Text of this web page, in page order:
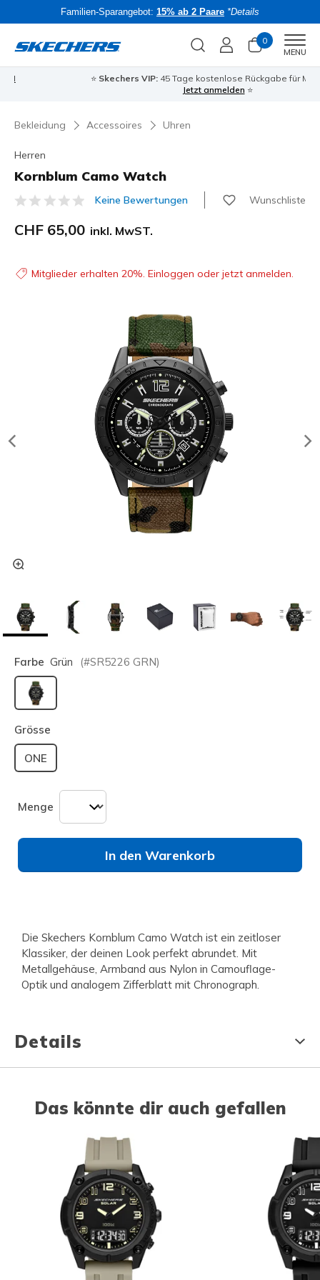
Familien-Sparangebot: 15% ab 2 Paare *Details
0
MENU
Skechers VIP:45 Tage kostenlose Rückgabe für Mitglieder
Jetzt anmelden⭐
Bekleidung Accessoires Uhren
Herren
Kornblum Camo Watch
5 von 5 Kundenbewertungen
Keine Bewertungen Wunschliste
CHF 65,00 inkl. MwST.
Mitglieder erhalten 20%. Einloggen oder jetzt anmelden.
Farbe Grün (#SR5226 GRN)
ausgewählt
Grösse
ONE
Menge
In den Warenkorb
Die Skechers Kornblum Camo Watch ist ein zeitloser
Klassiker, der deinen Look perfekt abrundet. Mit
Metallgehäuse, Armband aus Nylon in Camouflage-
Optik und analogem Zifferblatt mit Chronograph.
Details
Das könnte dir auch gefallen